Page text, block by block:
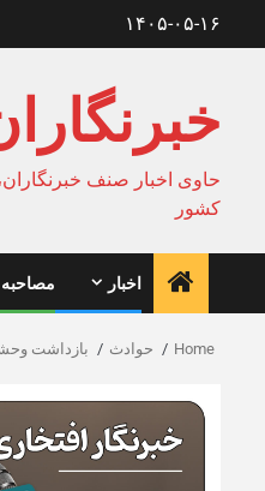
۱۴۰۵-۰۵-۱۶
حاوی اخبار صنف
کشور
اخبار مصاحبه
Home حوادث بازداشت